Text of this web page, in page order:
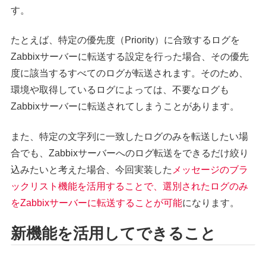
す。
たとえば、特定の優先度（Priority）に合致するログを
Zabbixサーバーに転送する設定を行った場合、その優先
度に該当するすべてのログが転送されます。そのため、
環境や取得しているログによっては、不要なログも
Zabbixサーバーに転送されてしまうことがあります。
また、特定の文字列に一致したログのみを転送したい場
合でも、Zabbixサーバーへのログ転送をできるだけ絞り
込みたいと考えた場合、今回実装した メッセージのブラ
ックリスト機能を活用することで、選別されたログのみ
をZabbixサーバーに転送することが可能になります。
新機能を活用してできること